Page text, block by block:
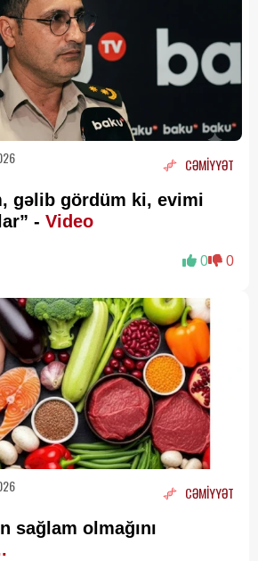
CƏMİYYƏT
gəlib gördüm ki, evimi
- Video
0 0
CƏMİYYƏT
sağlam olmağını